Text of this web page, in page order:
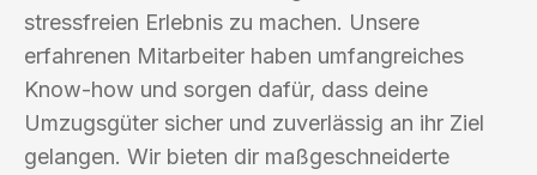
stressfreien Erlebnis zu machen. Unsere
erfahrenen Mitarbeiter haben umfangreiches
Know-how und sorgen dafür, dass deine
Umzugsgüter sicher und zuverlässig an ihr Ziel
gelangen. Wir bieten dir maßgeschneiderte